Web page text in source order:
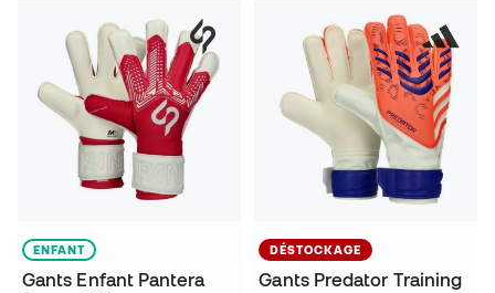
ENFANT
Gants Enfant Pantera
DÉSTOCKAGE
Gants Predator Training